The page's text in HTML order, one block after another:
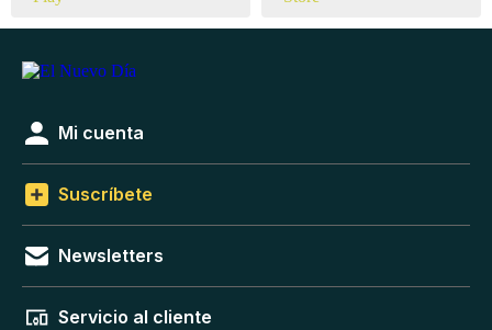
Mi cuenta
Suscríbete
Newsletters
Servicio al cliente